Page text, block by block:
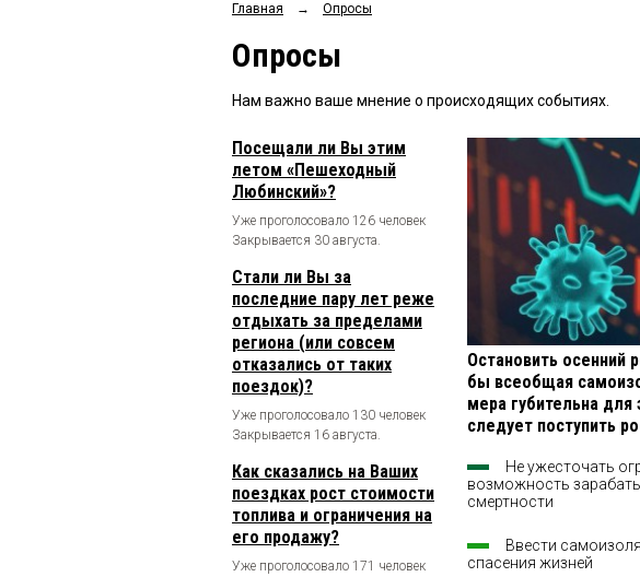
Главная → Опросы
Опросы
Нам важно ваше мнение о происходящих событиях.
Остановить осенний
бы всеобщая
мера губительна
следует поступить
Не ужесточать
возможность
смертности
Ввести
спасения жизней
Посещали ли Вы этим
летом «Пешеходный
Любинский»?
Уже проголосовало 126 человек
Закрывается 30 августа.
Стали ли Вы за
последние пару лет реже
отдыхать за пределами
региона (или совсем
отказались от таких
поездок)?
Уже проголосовало 130 человек
Закрывается 16 августа.
Как сказались на Ваших
поездках рост стоимости
топлива и ограничения на
его продажу?
Уже проголосовало 171 человек